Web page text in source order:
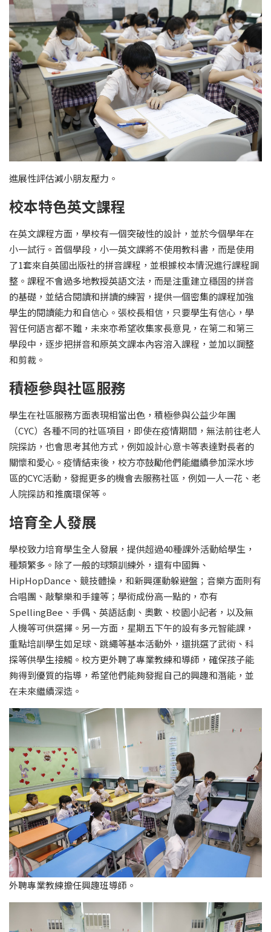
進展性評估減小朋友壓力。
校本特色英文課程
在英文課程方面，學校有一個突破性的設計，並於今個學年在
小一試行。首個學段，小一英文課將不使用教科書，而是使用
了1套來自英國出版社的拼音課程，並根據校本情況進行課程調
整。課程不會過多地教授英語文法，而是注重建立穩固的拼音
的基礎，並結合閱讀和拼讀的練習，提供一個密集的課程加強
學生的閱讀能力和自信心。張校長相信，只要學生有信心，學
習任何語言都不難，未來亦希望收集家長意見，在第二和第三
學段中，逐步把拼音和原英文課本內容溶入課程，並加以調整
和剪裁。
積極參與社區服務
學生在社區服務方面表現相當出色，積極參與公益少年團
（CYC）各種不同的社區項目，即使在疫情期間，無法前往老人
院探訪，也會思考其他方式，例如設計心意卡等表達對長者的
關懷和愛心。疫情結束後，校方亦鼓勵他們能繼續參加深水埗
區的CYC活動，發掘更多的機會去服務社區，例如一人一花、老
人院探訪和推廣環保等。
培育全人發展
學校致力培育學生全人發展，提供超過40種課外活動給學生，
種類繁多。除了一般的球類訓練外，還有中國舞、
HipHopDance、競技體操，和新興運動躲避盤；音樂方面則有
合唱團、敲擊樂和手鐘等；學術成份高一點的，亦有
SpellingBee、手偶、英語話劇、奧數、校園小記者，以及無
人機等可供選擇。另一方面，星期五下午的設有多元智能課，
重點培訓學生如足球、跳繩等基本活動外，還挑選了武術、科
探等供學生接觸。校方更外聘了專業教練和導師，確保孩子能
夠得到優質的指導，希望他們能夠發掘自己的興趣和潛能，並
在未來繼續深造。
外聘專業教練擔任興趣班導師。